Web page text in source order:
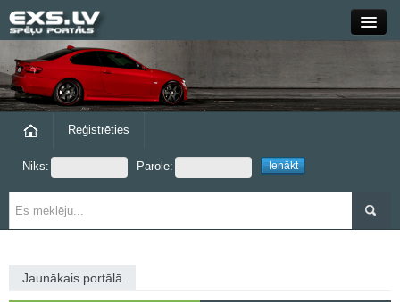
Grupas
Reģistrēties
Niks: Parole:
Jaunākais portālā